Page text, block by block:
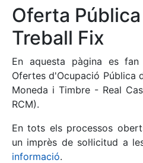
Mostra/Amaga
Oferta
Treball Fix
En aquesta pàgina es
Ofertes d'Ocupació Pública
Moneda i Timbre - Real
RCM).
En tots els processos
un imprès de sol·licitud a
informació.